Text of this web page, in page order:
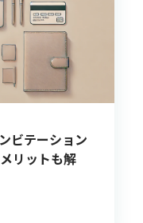
ビテーション
リットも解